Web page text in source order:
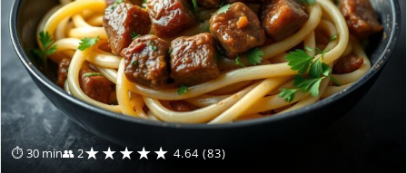
⏱ 30 min👥 2★★★★★ 4.64 (83)